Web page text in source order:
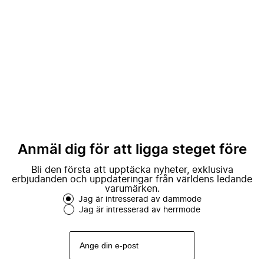
Anmäl dig för att ligga steget före
Bli den första att upptäcka nyheter, exklusiva
erbjudanden och uppdateringar från världens ledande
varumärken.
Jag är intresserad av dammode
Jag är intresserad av herrmode